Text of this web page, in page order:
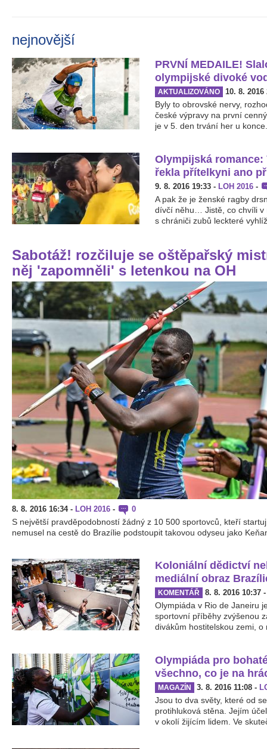
nejnovější
PRVNÍ MEDAILE!
olympijské divoké
AKTUALIZOVÁNO 10. 8. 2016
Byly to obrovské nervy,
české výpravy na první
je v 5. den trvání her u
Olympijská romance:
řekla přítelkyni ano
9. 8. 2016 19:33 - LOH 2016 -
A pak že je ženské ragby
dívčí něhu… Jistě, co chvíli v
s chrániči zubů leckteré
Sabotáž! rozčiluje se oštěpařský
něj 'zapomněli' s letenkou na OH
8. 8. 2016 16:34- LOH 2016 - 0
S největší pravděpodobností žádný z 10 500 sportovců, kteří
nemusel na cestě do Brazílie podstoupit takovou odyseu jako
Koloniální dědictví
mediální obraz
KOMENTÁŘ 8. 8. 2016 10:37
Olympiáda v Rio de Janeiru
sportovní příběhy zvýšenou
divákům hostitelskou zemi,
Olympiáda pro
všechno, co je na
MAGAZÍN 3. 8. 2016 11:08 -
Jsou to dva světy, které od
protihluková stěna. Jejím
v okolí žijícím lidem. Ve